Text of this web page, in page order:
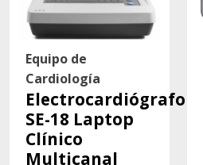
Equipo de
Cardiología
Electrocardiógrafo
SE-18 Laptop
Clínico
Multicanal